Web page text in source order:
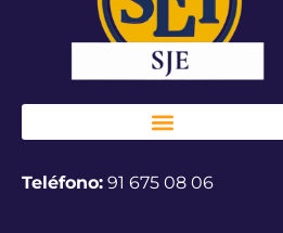
Teléfono: 91 675 08 06